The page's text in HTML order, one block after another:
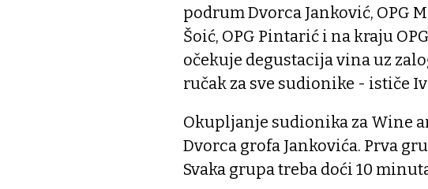
podrum Dvorca Janković, OPG
Šoić, OPG Pintarić i na kraju
očekuje degustacija vina uz
ručak za sve sudionike - ističe
Okupljanje sudionika za Wine
Dvorca grofa Jankovića. Prva
Svaka grupa treba doći 10